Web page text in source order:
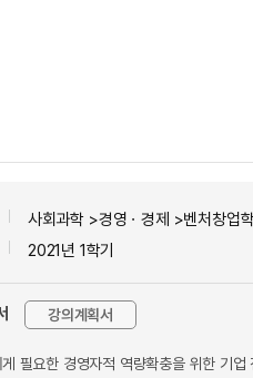
사회과학 >경영ㆍ경제 >벤처창업
2021년 1학기
강의계획서
필요한 경영자적 역량확충을 위한 기